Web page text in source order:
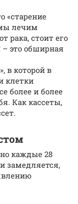
«старение
лечим
рака, стоит его
– это обширная
в которой в
клетки
более и более
Как кассеты,
каждые 28
замедляется,